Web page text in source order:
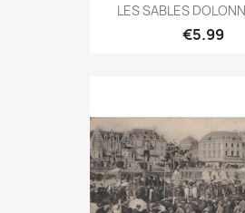
LES SABLES
€5.99